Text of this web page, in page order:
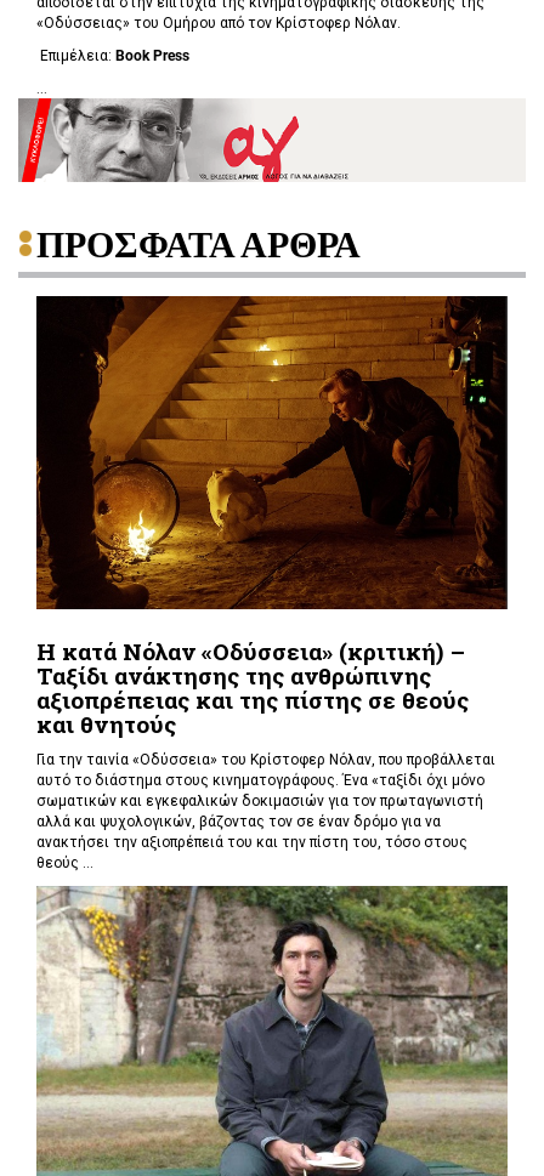
«Οδύσσειας» του Ομήρου από τον Κρίστοφερ Νόλαν.
Επιμέλεια: Book Press
...
ΠΡΟΣΦΑΤΑ ΑΡΘΡΑ
Η κατά Νόλαν «Οδύσσεια» (κριτική) –
Ταξίδι ανάκτησης της ανθρώπινης
αξιοπρέπειας και της πίστης σε θεούς
και θνητούς
Για την ταινία «Οδύσσεια» του Κρίστοφερ Νόλαν,που προβάλλεται
αυτό το διάστημα στους κινηματογράφους. Ένα «ταξίδι όχι μόνο
σωματικών και εγκεφαλικών δοκιμασιών για τον πρωταγωνιστή
αλλά και ψυχολογικών, βάζοντας τον σε έναν δρόμο για να
ανακτήσει την αξιοπρέπειά του και την πίστη του, τόσο στους
θεούς ...